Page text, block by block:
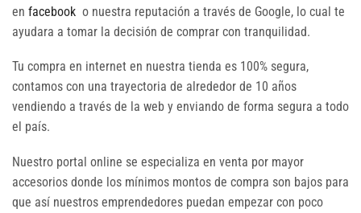
en facebook o nuestra reputación a través de Google, lo cual te
ayudara a tomar la decisión de comprar con tranquilidad.
Tu compra en internet en nuestra tienda es 100% segura,
contamos con una trayectoria de alrededor de 10 años
vendiendo a través de la web y enviando de forma segura a todo
el país.
Nuestro portal online se especializa en venta por mayor
accesorios donde los mínimos montos de compra son bajos para
que así nuestros emprendedores puedan empezar con poco